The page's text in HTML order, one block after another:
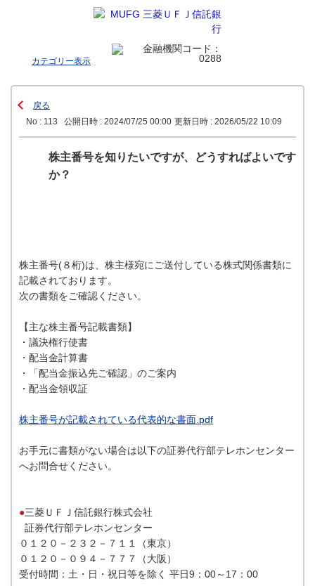
カテゴリー表示
戻る
No : 113
公開日時 : 2024/07/25 00:00 更新日時 : 2026/05/22 10:09
株主番号を知りたいですが、どうすればよいです
か？
株主番号(８桁)は、株主様宛にご送付している株式関係書類に
記載されております。
次の書類をご確認ください。
【主な株主番号記載書類】
・議決権行使書
・配当金計算書
・「配当金振込先ご確認」のご案内
・配当金領収証
株主番号が記載されている代表的な書面.pdf
お手元に書類がない場合は以下の証券代行部テレホンセンター
へお問合せください。
●三菱ＵＦＪ信託銀行株式会社
証券代行部テレホンセンター
０１２０－２３２－７１１（東京）
０１２０－０９４－７７７（大阪）
受付時間：土・日・祝日等を除く 平日9：00～17：00